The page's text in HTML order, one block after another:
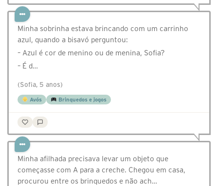
Minha sobrinha estava brincando com um carrinho
azul, quando a bisavó perguntou:
– Azul é cor de menino ou de menina, Sofia?
– É d…
(Sofia, 5 anos)
Avós Brinquedos e jogos
Minha afilhada precisava levar um objeto que
começasse com A para a creche. Chegou em casa,
procurou entre os brinquedos e não ach…